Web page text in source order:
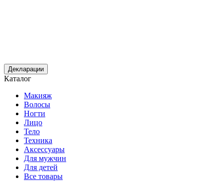
Декларации
Каталог
Макияж
Волосы
Ногти
Лицо
Тело
Техника
Аксессуары
Для мужчин
Для детей
Все товары